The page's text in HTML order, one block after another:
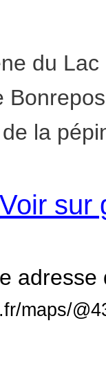
du
la
Voir sur
adresse
maps/